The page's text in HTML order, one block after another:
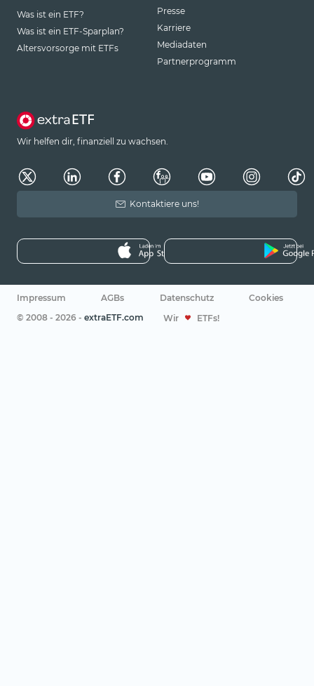
Was ist ein ETF?
Was ist ein ETF-Sparplan?
Altersvorsorge mit ETFs
Presse
Karriere
Mediadaten
Partnerprogramm
Wir helfen dir, finanziell zu wachsen.
Kontaktiere uns!
Impressum AGBs Datenschutz
Cookies
© 2008 - 2026 - extraETF.com Wir ETFs!